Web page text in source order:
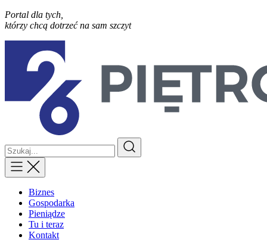
Portal dla tych,
którzy chcą dotrzeć na sam szczyt
Biznes
Gospodarka
Pieniądze
Tu i teraz
Kontakt